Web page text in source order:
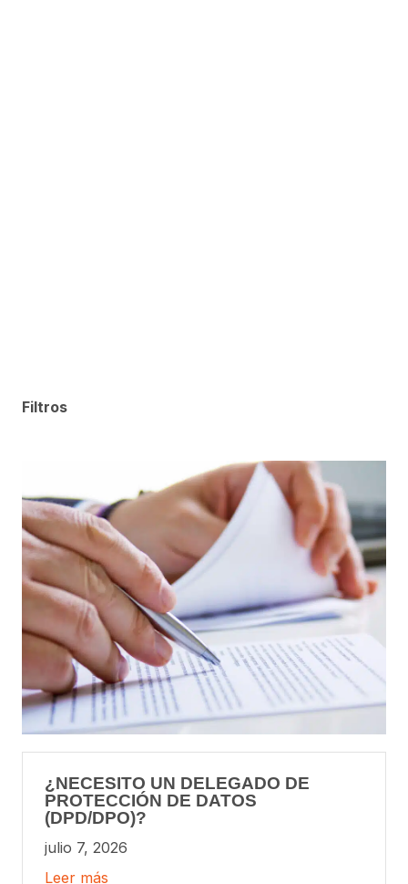
Filtros
¿NECESITO UN DELEGADO DE
PROTECCIÓN DE DATOS
(DPD/DPO)?
julio 7, 2026
Leer más